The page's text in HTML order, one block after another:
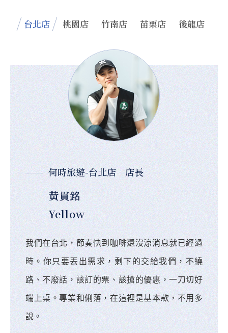
台北店 桃園店 竹南店 苗栗店 後龍店
何時旅遊-台北店 店長
黃貫銘
Yellow
我們在台北，節奏快到咖啡還沒涼消息就已經過
時。你只要丟出需求，剩下的交給我們，不繞
路、不廢話，該訂的票、該搶的優惠，一刀切好
端上桌。專業和俐落，在這裡是基本款，不用多
說。